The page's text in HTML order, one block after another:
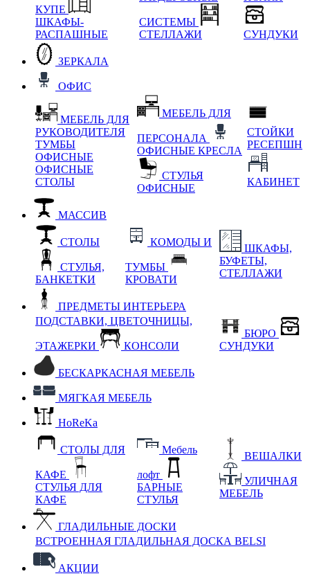
КУПЕ
ШКАФЫ-
РАСПАШНЫЕ
СИСТЕМЫ
СТЕЛЛАЖИ
СУНДУКИ
ЗЕРКАЛА
ОФИС
МЕБЕЛЬ ДЛЯ
РУКОВОДИТЕЛЯ
ТУМБЫ
ОФИСНЫЕ
ОФИСНЫЕ
СТОЛЫ
МЕБЕЛЬ ДЛЯ
ПЕРСОНАЛА
ОФИСНЫЕ КРЕСЛА
СТУЛЬЯ
ОФИСНЫЕ
СТОЙКИ
РЕСЕПШН
КАБИНЕТ
МАССИВ
СТОЛЫ
СТУЛЬЯ,
БАНКЕТКИ
КОМОДЫ И
ТУМБЫ
КРОВАТИ
ШКАФЫ,
БУФЕТЫ,
СТЕЛЛАЖИ
ПРЕДМЕТЫ ИНТЕРЬЕРА
ПОДСТАВКИ, ЦВЕТОЧНИЦЫ,
ЭТАЖЕРКИ КОНСОЛИ
БЮРО
СУНДУКИ
БЕСКАРКАСНАЯ МЕБЕЛЬ
МЯГКАЯ МЕБЕЛЬ
HoReKa
СТОЛЫ ДЛЯ
КАФЕ
СТУЛЬЯ ДЛЯ
КАФЕ
Мебель
лофт
БАРНЫЕ
СТУЛЬЯ
ВЕШАЛКИ
УЛИЧНАЯ
МЕБЕЛЬ
ГЛАДИЛЬНЫЕ ДОСКИ
ВСТРОЕННАЯ ГЛАДИЛЬНАЯ ДОСКА BELSI
АКЦИИ